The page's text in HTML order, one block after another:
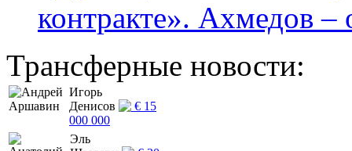
контракте». Ахмедов
Трансферные новости:
Игорь
Денисов
€ 15
000 000
Эль